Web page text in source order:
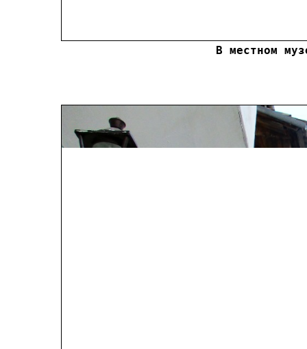
В местном